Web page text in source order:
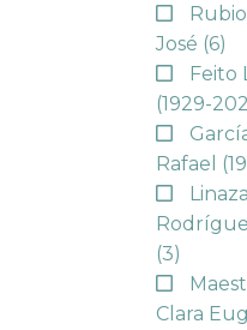
José (6)
Feito
(1929-
Rafael
(3)
Clara